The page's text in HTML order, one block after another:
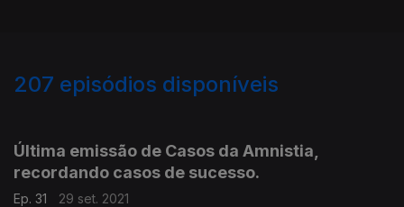
207 episódios disponíveis
Última emissão de Casos da Amnistia,
recordando casos de sucesso.
Ep. 31 29 set. 2021